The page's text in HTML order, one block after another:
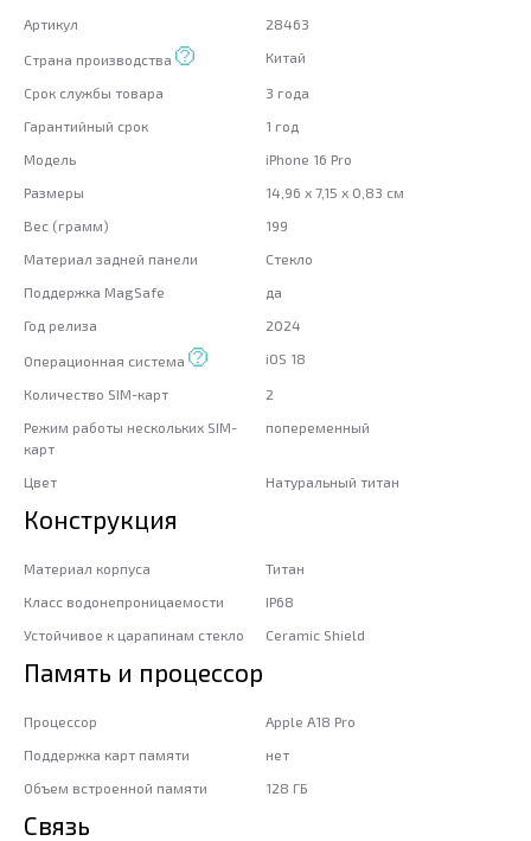
Артикул 28463
Страна производства Китай
Срок службы товара
3 года
Гарантийный срок
1 год
Модель
iPhone 16 Pro
Размеры
14,96 x 7,15 x 0,83 см
Вес (грамм)
199
Материал задней панели
Стекло
Поддержка MagSafe
да
Год релиза
2024
Операционная система iOS 18
Количество SIM-карт
2
Режим работы нескольких SIM-
карт
попеременный
Цвет Натуральный титан
Конструкция
Материал корпуса
Титан
Класс водонепроницаемости
IP68
Устойчивое к царапинам стекло
Ceramic Shield
Память и процессор
Процессор
Apple A18 Pro
Поддержка карт памяти
нет
Объем встроенной памяти
128 ГБ
Связь